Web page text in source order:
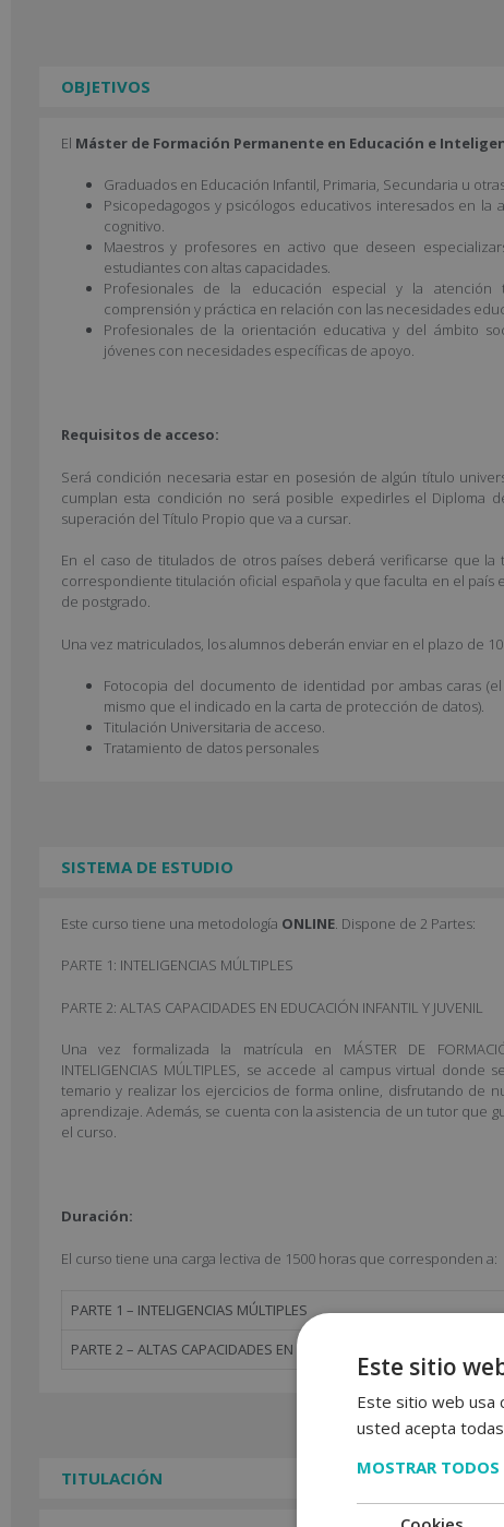
OBJETIVOS
El Máster de Formación Permanente en Educación e
Graduados en Educación Infantil, Primaria, Secundaria u
Psicopedagogos y psicólogos educativos interesados en
cognitivo.
Maestros y profesores en activo que deseen
estudiantes con altas capacidades.
Profesionales de la educación especial y la atención
comprensión y práctica en relación con las necesidades
Profesionales de la orientación educativa y del ámbito
jóvenes con necesidades específicas de apoyo.
Requisitos de acceso:
Será condición necesaria estar en posesión de algún título
cumplan esta condición no será posible expedirles el Diploma
superación del Título Propio que va a cursar.
En el caso de titulados de otros países deberá verificarse que
correspondiente titulación oficial española y que faculta en el país
de postgrado.
Una vez matriculados, los alumnos deberán enviar en el plazo de
Fotocopia del documento de identidad por ambas caras
mismo que el indicado en la carta de protección de datos).
Titulación Universitaria de acceso.
Tratamiento de datos personales
SISTEMA DE ESTUDIO
Este curso tiene una metodología ONLINE . Dispone de 2 Partes:
PARTE 1: INTELIGENCIAS MÚLTIPLES
PARTE 2: ALTAS CAPACIDADES EN EDUCACIÓN INFANTIL Y JUVENIL
Una vez formalizada la matrícula en MÁSTER DE
INTELIGENCIAS MÚLTIPLES, se accede al campus virtual
temario y realizar los ejercicios de forma online, disfrutando de
aprendizaje. Además, se cuenta con la asistencia de un tutor que
el curso.
Duración:
El curso tiene una carga lectiva de 1500 horas que corresponden a:
PARTE 1 – INTELIGENCIAS MÚLTIPLES
PARTE 2 – ALTAS CAPACIDADES EN EDUCACIÓN INFANTIL Y JUVENIL
TITULACIÓN
Este sitio
Este sitio web usa
usted acepta
MOSTRAR